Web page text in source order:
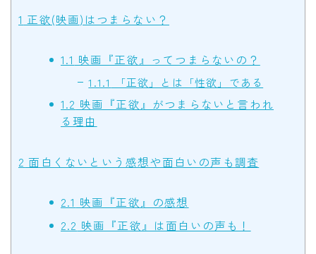
1 正欲(映画)はつまらない？
1.1 映画『正欲』ってつまらないの？
1.1.1 「正欲」とは「性欲」である
1.2 映画『正欲』がつまらないと言われ
る理由
2 面白くないという感想や面白いの声も調査
2.1 映画『正欲』の感想
2.2 映画『正欲』は面白いの声も！